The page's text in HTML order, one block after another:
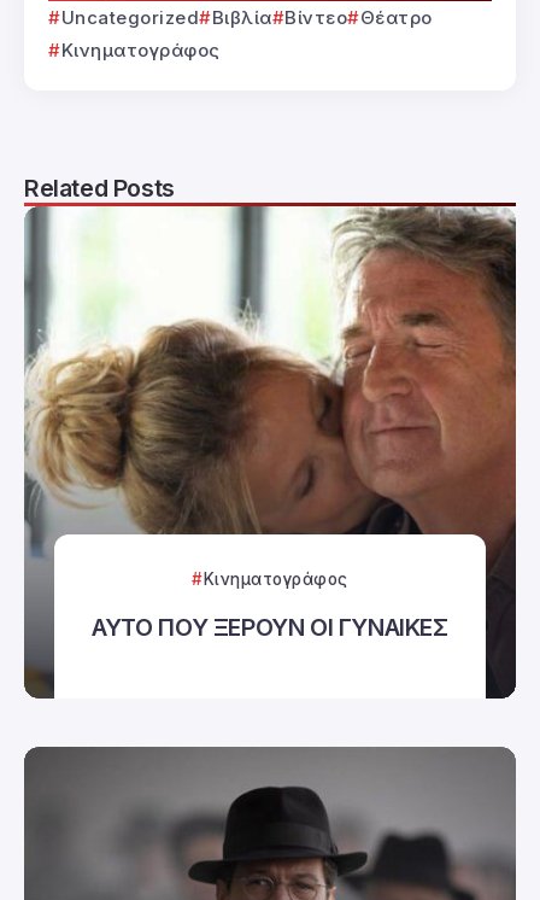
Uncategorized Βιβλία Βίντεο
Θέατρο
Κινηματογράφος
Related Posts
Κινηματογράφος
ΑΥΤΟ ΠΟΥ ΞΕΡΟΥΝ ΟΙ ΓΥΝΑΙΚΕΣ